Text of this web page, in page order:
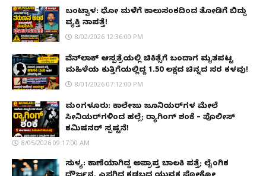
ಬಂಟ್ವಾಳ: ಧೋ ಮಳೆಗೆ ಕಾಲುಸಂಕದಿಂದ ತೋಡಿಗೆ ಬಿದ್ದು
ವ್ಯಕ್ತಿ ನಾಪತ್ತೆ!
8/02/2026 12:36:00 PM
ವೆನ್‌ಲಾಕ್ ಆಸ್ಪತ್ರೆಯಲ್ಲಿ ಚಿಕಿತ್ಸೆಗೆ ಬಂದಾಗ ಮೃತಪಟ್ಟ
ಮಹಿಳೆಯ ಕುತ್ತಿಗೆಯಲ್ಲಿದ್ದ ₹1.50 ಲಕ್ಷದ ಚಿನ್ನದ ಸರ ಕಳವು!
8/01/2026 07:12:00 PM
ಮಂಗಳೂರು: ಕಾಲೇಜು ಜೂನಿಯರ್‌ಗಳ ಮೇಲೆ
ಸೀನಿಯರ್‌ಗಳಿಂದ ಹಲ್ಲೆ; ರ‌್ಯಾಗಿಂಗ್ ಶಂಕೆ – ಪೊಲೀಸ್
ಕಮಿಷನರ್ ಸ್ಪಷ್ಟನೆ!
8/05/2026 09:17:00 AM
ಸುಳ್ಯ: ಕಾಣೆಯಾಗಿದ್ದ ಅಪ್ರಾಪ್ತ ಬಾಲಕಿ ಪತ್ತೆ; ಲೈಂಗಿಕ